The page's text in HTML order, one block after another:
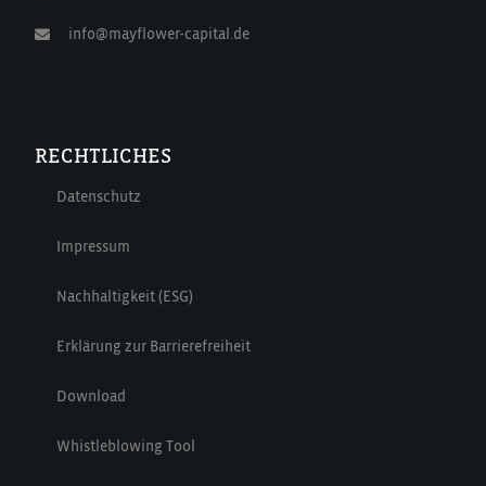
info@mayflower-capital.de
RECHTLICHES
Datenschutz
Impressum
Nachhaltigkeit (ESG)
Erklärung zur Barrierefreiheit
Download
Whistleblowing Tool